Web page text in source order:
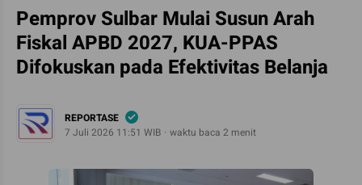
Pemprov Sulbar Mulai Susun Arah
Fiskal APBD 2027, KUA-PPAS
Difokuskan pada Efektivitas Belanja
REPORTASE
7 Juli 2026 11:51 WIB
waktu baca 2 menit